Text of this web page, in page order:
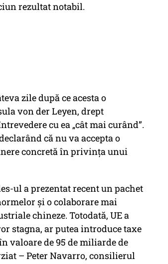
rezultat notabil.
zile după ce acesta o
von der Leyen, drept
cu ea „cât mai curând”.
că nu va accepta o
concretă în privința unui
ul a prezentat recent un pachet
și o colaborare mai
chineze. Totodată, UE a
stagna, ar putea introduce taxe
valoare de 95 de miliarde de
– Peter Navarro, consilierul